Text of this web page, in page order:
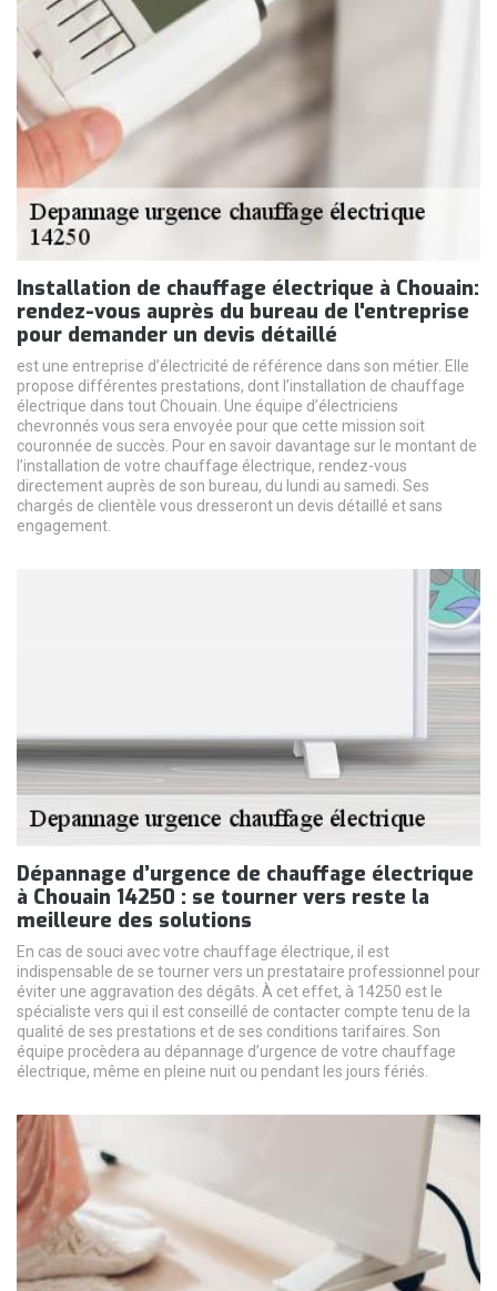
Installation de chauffage électrique à Chouain:
rendez-vous auprès du bureau de l'entreprise
pour demander un devis détaillé
est une entreprise d’électricité de référence dans son métier. Elle
propose différentes prestations, dont l’installation de chauffage
électrique dans tout Chouain. Une équipe d’électriciens
chevronnés vous sera envoyée pour que cette mission soit
couronnée de succès. Pour en savoir davantage sur le montant de
l’installation de votre chauffage électrique, rendez-vous
directement auprès de son bureau, du lundi au samedi. Ses
chargés de clientèle vous dresseront un devis détaillé et sans
engagement.
Dépannage d’urgence de chauffage électrique
à Chouain 14250 : se tourner vers reste la
meilleure des solutions
En cas de souci avec votre chauffage électrique, il est
indispensable de se tourner vers un prestataire professionnel pour
éviter une aggravation des dégâts. À cet effet, à 14250 est le
spécialiste vers qui il est conseillé de contacter compte tenu de la
qualité de ses prestations et de ses conditions tarifaires. Son
équipe procèdera au dépannage d’urgence de votre chauffage
électrique, même en pleine nuit ou pendant les jours fériés.